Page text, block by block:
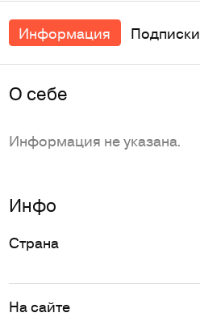
Информация Подписки
Инфо
Страна
На сайте
O себе
Информация не указана.